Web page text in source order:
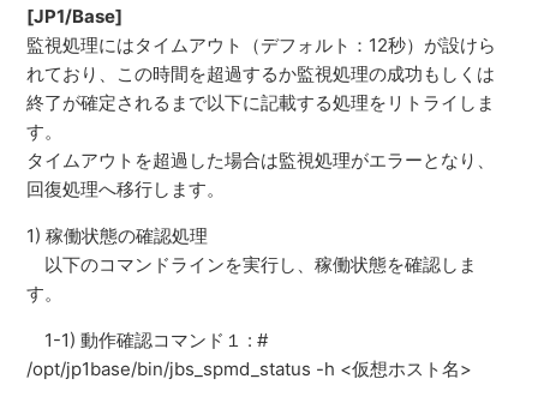
[JP1/Base]
監視処理にはタイムアウト（デフォルト：12秒）が設けら
れており、この時間を超過するか監視処理の成功もしくは
終了が確定されるまで以下に記載する処理をリトライしま
す。
タイムアウトを超過した場合は監視処理がエラーとなり、
回復処理へ移行します。
1) 稼働状態の確認処理
以下のコマンドラインを実行し、稼働状態を確認しま
す。
1-1) 動作確認コマンド１ : #
/opt/jp1base/bin/jbs_spmd_status -h <仮想ホスト名>